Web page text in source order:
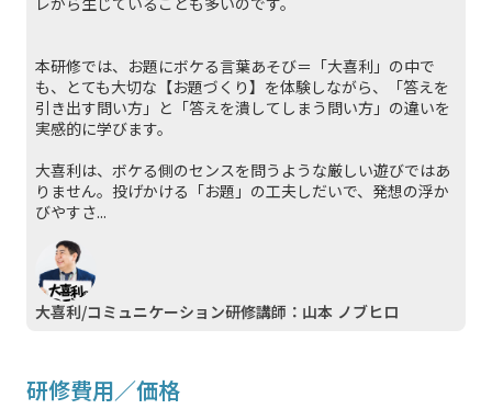
本研修では、お題にボケる言葉あそび＝「大喜利」の中で
も、とても大切な【お題づくり】を体験しながら、「答えを
引き出す問い方」と「答えを潰してしまう問い方」の違いを
実感的に学びます。
大喜利は、ボケる側のセンスを問うような厳しい遊びではあ
りません。投げかける「お題」の工夫しだいで、発想の浮か
びやすさ...
大喜利/コミュニケーション研修講師：山本 ノブヒロ
研修費用／価格